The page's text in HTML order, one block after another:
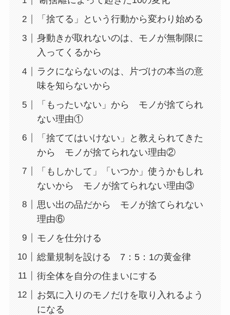
「捨てる」という行動から変わり始める
身動きが取れないのは、モノが無制限に
入ってくるから
ラクにならないのは、片づけの本当の意
味を知らないから
「もったいない」から モノが捨てられ
ない理由①
「捨ててはいけない」と教えられてきた
から モノが捨てられない理由②
「もしかして」「いつか」使うかもしれ
ないから モノが捨てられない理由③
思い出の品だから モノが捨てられない
理由⑥
モノを仕分ける
総量規制を設ける 7：5：1の黄金律
街全体を自分の住まいにする
お気に入りのモノだけを取り入れるよう
になる